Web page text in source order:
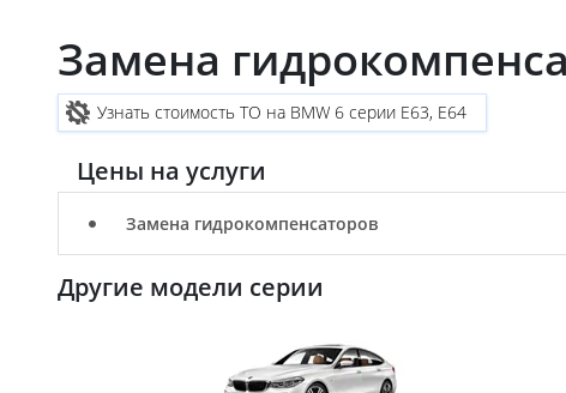
Замена
Узнать стоимость ТО на BMW 6 серии E63, E64
Цены на услуги
Замена гидрокомпенсаторов
Другие модели серии